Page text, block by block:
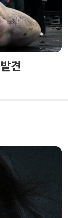
견